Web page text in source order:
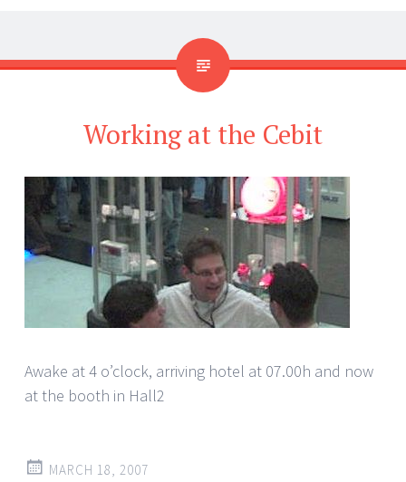
Working at the Cebit
Awake at 4 o’clock, arriving hotel at 07.00h and now
at the booth in Hall2
MARCH 18, 2007